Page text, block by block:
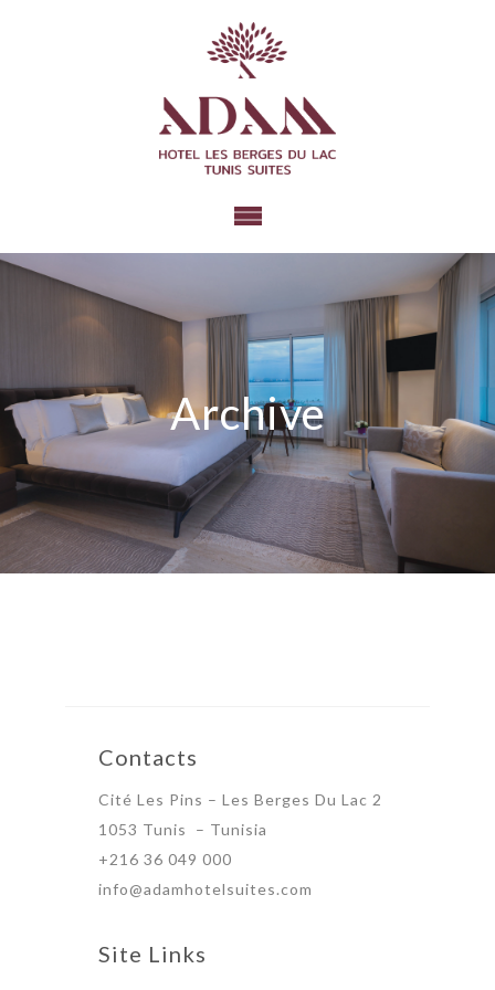
Archive
Contacts
Cité Les Pins – Les Berges Du Lac 2
1053 Tunis – Tunisia
+216 36 049 000
info@adamhotelsuites.com
Site Links